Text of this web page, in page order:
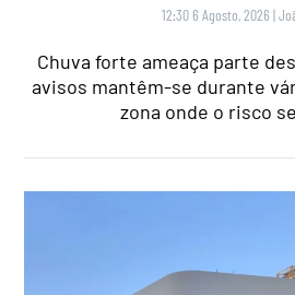
12:30 6 Agosto, 2026 |
Chuva forte ameaça parte
avisos mantêm-se durante
zona onde o risco